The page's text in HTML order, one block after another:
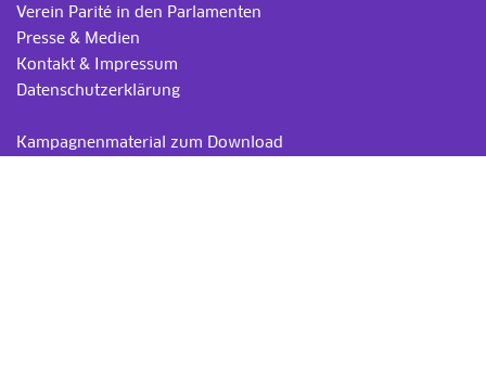
Verein Parité in den Parlamenten
Presse & Medien
Kontakt & Impressum
Datenschutzerklärung
Kampagnenmaterial zum Download